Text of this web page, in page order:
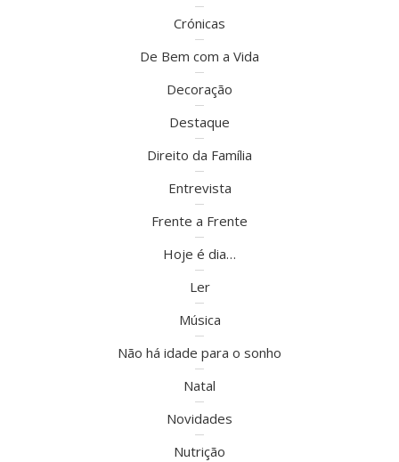
Crónicas
De Bem com a Vida
Decoração
Destaque
Direito da Família
Entrevista
Frente a Frente
Hoje é dia…
Ler
Música
Não há idade para o sonho
Natal
Novidades
Nutrição